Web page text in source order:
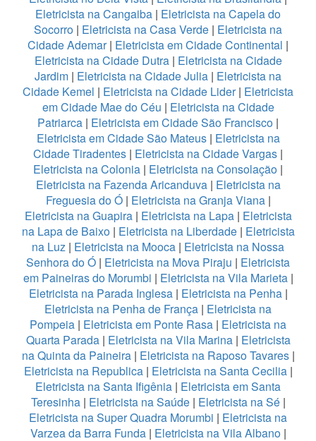
Eletricista na Cangaiba | Eletricista na Capela do
Socorro | Eletricista na Casa Verde | Eletricista na
Cidade Ademar| Eletricista em Cidade Continental |
Eletricista na Cidade Dutra | Eletricista na Cidade
Jardim | Eletricista na Cidade Julia | Eletricista na
Cidade Kemel | Eletricista na Cidade Lider| Eletricista
em Cidade Mae do Céu | Eletricista na Cidade
Patriarca | Eletricista em Cidade São Francisco |
Eletricista em Cidade São Mateus| Eletricista na
Cidade Tiradentes | Eletricista na Cidade Vargas |
Eletricista na Colonia | Eletricista na Consolação |
Eletricista na Fazenda Aricanduva| Eletricista na
Freguesia do Ó| Eletricista na Granja Viana|
Eletricista na Guapira| Eletricista na Lapa| Eletricista
na Lapa de Baixo | Eletricista na Liberdade | Eletricista
na Luz | Eletricista na Mooca | Eletricista na Nossa
Senhora do Ó | Eletricista na Mova Piraju | Eletricista
em Paineiras do Morumbi | Eletricista na Vila Marieta|
Eletricista na Parada Inglesa | Eletricista na Penha|
Eletricista na Penha de França | Eletricista na
Pompeia | Eletricista em Ponte Rasa | Eletricista na
Quarta Parada| Eletricista na Vila Marina| Eletricista
na Quinta da Paineira| Eletricista na Raposo Tavares|
Eletricista na Republica| Eletricista na Santa Cecilia|
Eletricista na Santa Ifigênia | Eletricista em Santa
Teresinha| Eletricista na Saúde| Eletricista na Sé|
Eletricista na Super Quadra Morumbi | Eletricista na
Varzea da Barra Funda| Eletricista na Vila Albano|